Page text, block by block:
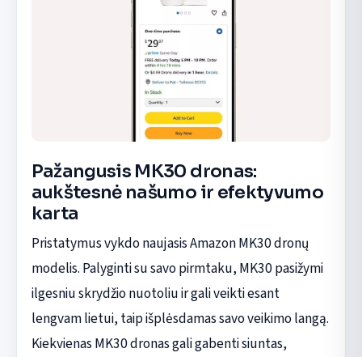
Pažangusis MK30 dronas:
aukštesnė našumo ir efektyvumo
karta
Pristatymus vykdo naujasis Amazon MK30 dronų
modelis. Palyginti su savo pirmtaku, MK30 pasižymi
ilgesniu skrydžio nuotoliu ir gali veikti esant
lengvam lietui, taip išplėsdamas savo veikimo langą.
Kiekvienas MK30 dronas gali gabenti siuntas,